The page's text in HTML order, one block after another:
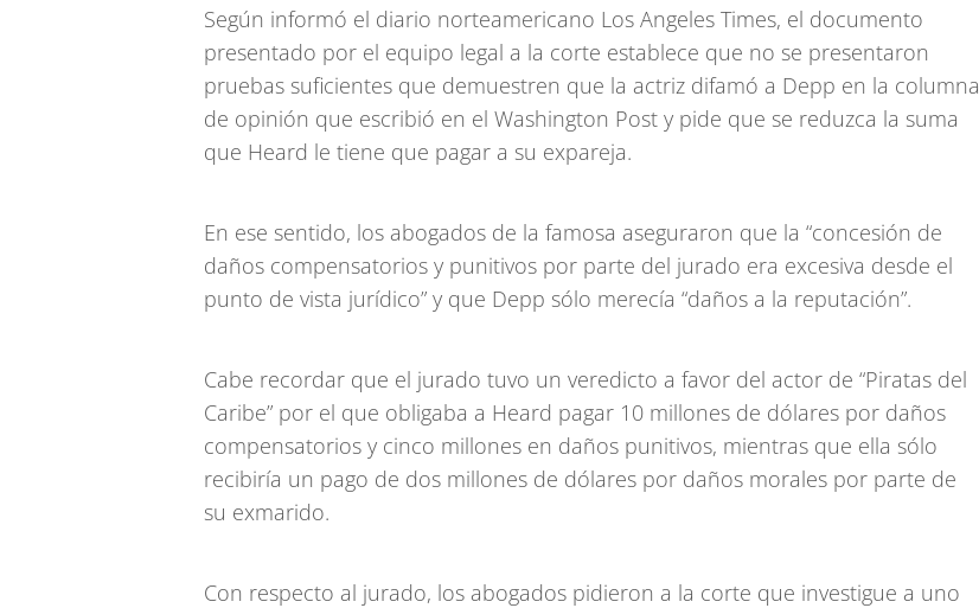
Según informó el diario norteamericano Los Angeles Times, el documento
presentado por el equipo legal a la corte establece que no se presentaron
pruebas suficientes que demuestren que la actriz difamó a Depp en la columna
de opinión que escribió en el Washington Post y pide que se reduzca la suma
que Heard le tiene que pagar a su expareja.
En ese sentido, los abogados de la famosa aseguraron que la “concesión de
daños compensatorios y punitivos por parte del jurado era excesiva desde el
punto de vista jurídico” y que Depp sólo merecía “daños a la reputación”.
Cabe recordar que el jurado tuvo un veredicto a favor del actor de “Piratas del
Caribe” por el que obligaba a Heard pagar 10 millones de dólares por daños
compensatorios y cinco millones en daños punitivos, mientras que ella sólo
recibiría un pago de dos millones de dólares por daños morales por parte de
su exmarido.
Con respecto al jurado, los abogados pidieron a la corte que investigue a uno